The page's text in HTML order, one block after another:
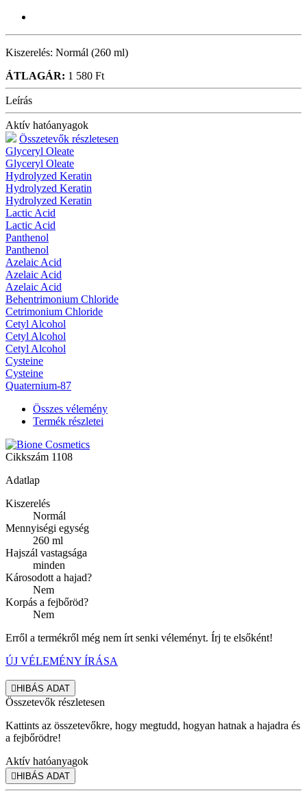
Kiszerelés: Normál (260 ml)
ÁTLAGÁR: 1 580 Ft
Leírás
Aktív hatóanyagok
Összetevők részletesen
Glyceryl Oleate
Glyceryl Oleate
Hydrolyzed Keratin
Hydrolyzed Keratin
Hydrolyzed Keratin
Lactic Acid
Lactic Acid
Panthenol
Panthenol
Azelaic Acid
Azelaic Acid
Azelaic Acid
Behentrimonium Chloride
Cetrimonium Chloride
Cetyl Alcohol
Cetyl Alcohol
Cetyl Alcohol
Cysteine
Cysteine
Quaternium-87
Összes vélemény
Termék részletei
Cikkszám 1108
Adatlap
Kiszerelés
Normál
Mennyiségi egység
260 ml
Hajszál vastagsága
minden
Károsodott a hajad?
Nem
Korpás a fejbőröd?
Nem
Erről a termékről még nem írt senki véleményt. Írj te elsőként!
ÚJ VÉLEMÉNY ÍRÁSA
HIBÁS ADAT
Összetevők részletesen
Kattints az összetevőkre, hogy megtudd, hogyan hatnak a hajadra és
a fejbőrödre!
Aktív hatóanyagok
HIBÁS ADAT